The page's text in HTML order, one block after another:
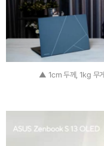
▲ 1cm 두께, 1kg 무